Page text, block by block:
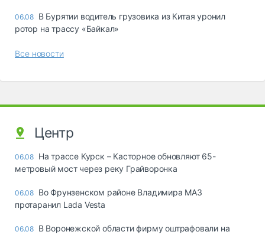
06.08 В Бурятии водитель грузовика из Китая уронил
ротор на трассу «Байкал»
Все новости
Центр
06.08 На трассе Курск – Касторное обновляют 65-
метровый мост через реку Грайворонка
06.08 Во Фрунзенском районе Владимира МАЗ
протаранил Lada Vesta
06.08 В Воронежской области фирму оштрафовали на